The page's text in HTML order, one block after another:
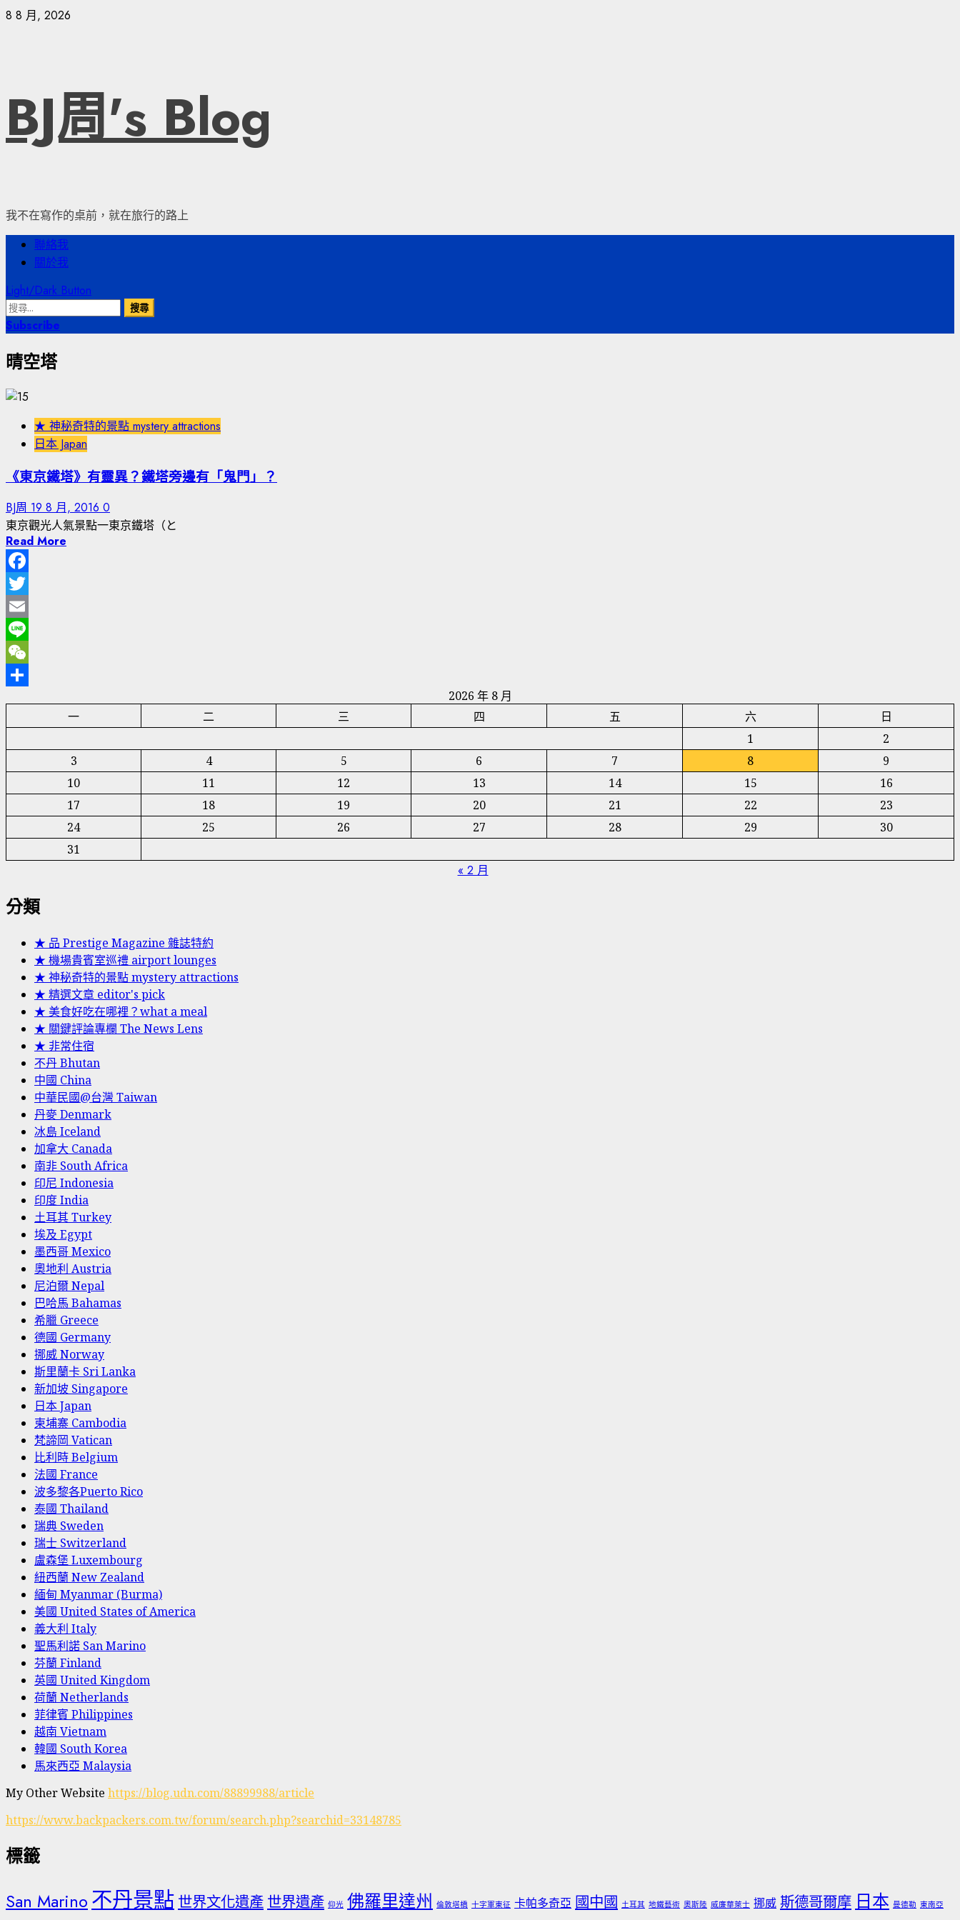
Skip
8 8 月, 2026
BJ周's Blog
我不在寫作的桌前，就在旅行的路上
Primary
Menu
聯絡我
關於我
Light/Dark Button
搜
尋
鍵
Subscribe
晴空塔
★ 神秘奇特的景點 mystery attractions
日本 Japan
《東京鐵塔》有靈異？鐵塔旁邊有「鬼門」？
BJ周 19 8 月, 2016 0
東京觀光人氣景點一東京鐵塔（と
Read More
Facebook
Twitter
Email
Line
WeChat
2026 年 8 月
一
二 三 四 五 六
日
1
2
3
4 5 6 7 8
9
10
11 12 13 14 15
16
17
18 19 20 21 22
23
24
25 26 27 28 29
30
31
« 2 月
分類
★ 品 Prestige Magazine 雜誌特約
★ 機場貴賓室巡禮 airport lounges
★ 神秘奇特的景點 mystery attractions
★ 精選文章 editor's pick
★ 美食好吃在哪裡？what a meal
★ 關鍵評論專欄 The News Lens
★ 非常住宿
不丹 Bhutan
中國 China
中華民國@台灣 Taiwan
丹麥 Denmark
冰島 Iceland
加拿大 Canada
南非 South Africa
印尼 Indonesia
印度 India
土耳其 Turkey
埃及 Egypt
墨西哥 Mexico
奧地利 Austria
尼泊爾 Nepal
巴哈馬 Bahamas
希臘 Greece
德國 Germany
挪威 Norway
斯里蘭卡 Sri Lanka
新加坡 Singapore
日本 Japan
柬埔寨 Cambodia
梵諦岡 Vatican
比利時 Belgium
法國 France
波多黎各Puerto Rico
泰國 Thailand
瑞典 Sweden
瑞士 Switzerland
盧森堡 Luxembourg
紐西蘭 New Zealand
緬甸 Myanmar (Burma)
美國 United States of America
義大利 Italy
聖馬利諾 San Marino
芬蘭 Finland
英國 United Kingdom
荷蘭 Netherlands
菲律賓 Philippines
越南 Vietnam
韓國 South Korea
馬來西亞 Malaysia
My Other Website https://blog.udn.com/88899988/article
https://www.backpackers.com.tw/forum/search.php?searchid=33148785
標籤
San Marino 不丹景點 世界文化遺產 世界遺產 仰光 佛羅里達州 倫敦塔橋 十字軍東征 卡帕多奇亞 國中國 土耳其 地鐵藝術 奧斯陸 威廉華萊士 挪威 斯德哥爾摩 日本 曼德勒 東南亞